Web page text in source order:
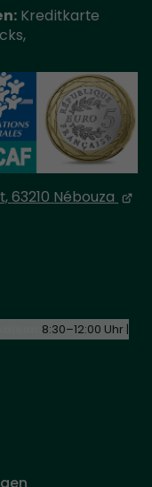
Kreditkarte
63210 Nébouza
8:30–12:00 Uhr |